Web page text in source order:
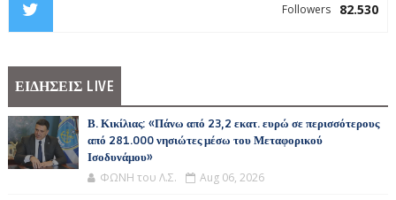
82.530
Followers
ΕΙΔΗΣΕΙΣ LIVE
Β. Κικίλιας: «Πάνω από 23,2 εκατ. ευρώ σε περισσότερους
από 281.000 νησιώτες μέσω του Μεταφορικού
Ισοδυνάμου»
ΦΩΝΗ του Λ.Σ. Aug 06, 2026